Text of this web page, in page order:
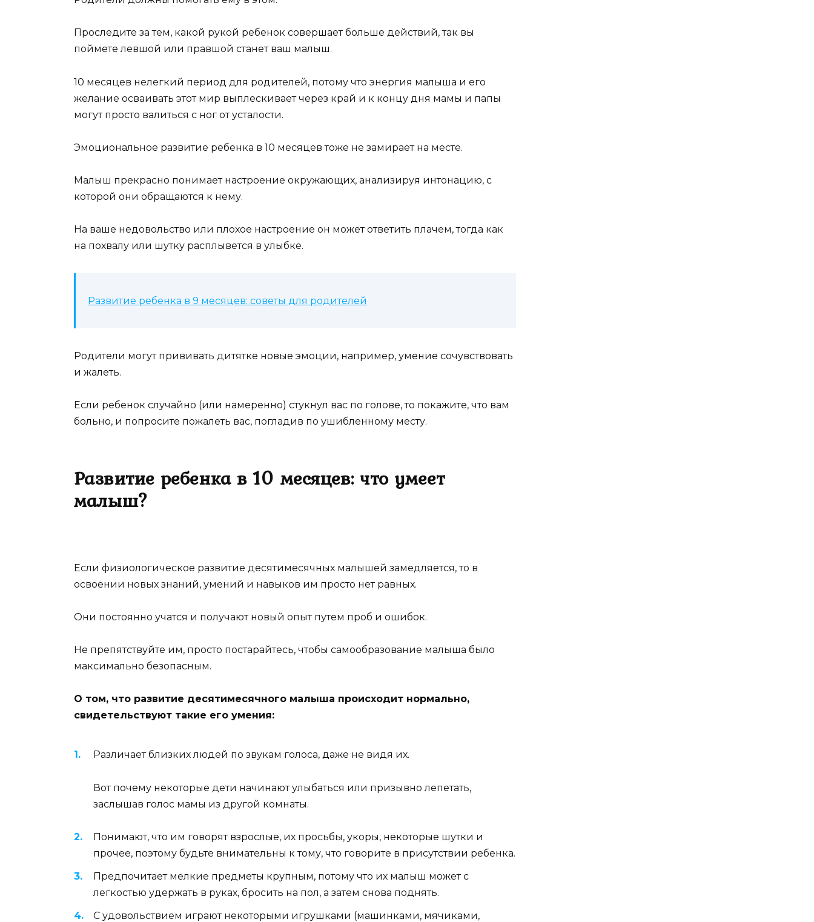
Проследите за тем, какой рукой ребенок совершает больше действий, так вы
поймете левшой или правшой станет ваш малыш.
10 месяцев нелегкий период для родителей, потому что энергия малыша и его
желание осваивать этот мир выплескивает через край и к концу дня мамы и папы
могут просто валиться с ног от усталости.
Эмоциональное развитие ребенка в 10 месяцев тоже не замирает на месте.
Малыш прекрасно понимает настроение окружающих, анализируя интонацию, с
которой они обращаются к нему.
На ваше недовольство или плохое настроение он может ответить плачем, тогда как
на похвалу или шутку расплывется в улыбке.
Развитие ребенка в 9 месяцев: советы для родителей
Родители могут прививать дитятке новые эмоции, например, умение сочувствовать
и жалеть.
Если ребенок случайно (или намеренно) стукнул вас по голове, то покажите, что вам
больно, и попросите пожалеть вас, погладив по ушибленному месту.
Развитие ребенка в 10 месяцев: что умеет
малыш?
Если физиологическое развитие десятимесячных малышей замедляется, то в
освоении новых знаний, умений и навыков им просто нет равных.
Они постоянно учатся и получают новый опыт путем проб и ошибок.
Не препятствуйте им, просто постарайтесь, чтобы самообразование малыша было
максимально безопасным.
О том, что развитие десятимесячного малыша происходит нормально,
свидетельствуют такие его умения:
Различает близких людей по звукам голоса, даже не видя их.
Вот почему некоторые дети начинают улыбаться или призывно лепетать,
заслышав голос мамы из другой комнаты.
Понимают, что им говорят взрослые, их просьбы, укоры, некоторые шутки и
прочее, поэтому будьте внимательны к тому, что говорите в присутствии ребенка.
Предпочитает мелкие предметы крупным, потому что их малыш может с
легкостью удержать в руках, бросить на пол, а затем снова поднять.
С удовольствием играют некоторыми игрушками (машинками, мячиками,